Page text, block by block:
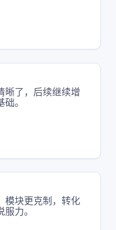
晰了，后续继续增
。
模块更克制，转化
力。